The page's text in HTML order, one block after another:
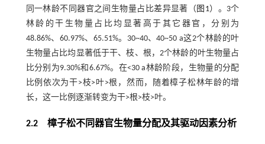
同一林龄不同器官之间生物量占比差异显著（ 图1）。3个
林龄的干生物量占比均显著高于其它器官，分别为
48.86%、60.97%、65.51%。30~40、40~50 a这2个林龄的叶
生物量占比均显著低于干、枝、根，2个林龄的叶生物量占
比分别为9.30%和6.67%。在<30 a林龄阶段，生物量的分配
比例依次为干>枝>叶>根，然而，随着樟子松林年龄的增
长，这一比例逐渐转变为干>根>枝>叶。
2.2 樟子松不同器官生物量分配及其驱动因素分析